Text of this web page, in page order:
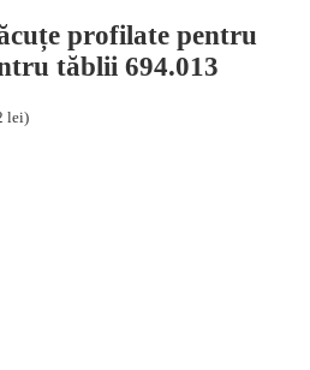
profilate pentru
tăblii 694.013
lei)